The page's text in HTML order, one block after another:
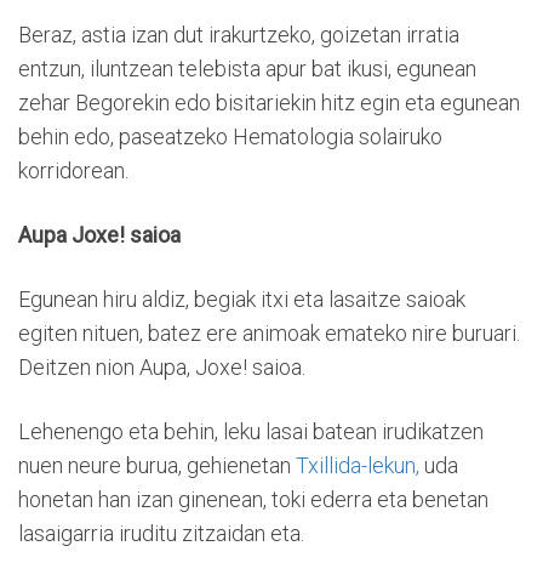
Beraz, astia izan dut irakurtzeko, goizetan irratia
entzun, iluntzean telebista apur bat ikusi, egunean
zehar Begorekin edo bisitariekin hitz egin eta egunean
behin edo, paseatzeko Hematologia solairuko
korridorean.
Aupa Joxe! saioa
Egunean hiru aldiz, begiak itxi eta lasaitze saioak
egiten nituen, batez ere animoak emateko nire buruari.
Deitzen nion Aupa, Joxe! saioa.
Lehenengo eta behin, leku lasai batean irudikatzen
nuen neure burua, gehienetan Txillida-lekun, uda
honetan han izan ginenean, toki ederra eta benetan
lasaigarria iruditu zitzaidan eta.